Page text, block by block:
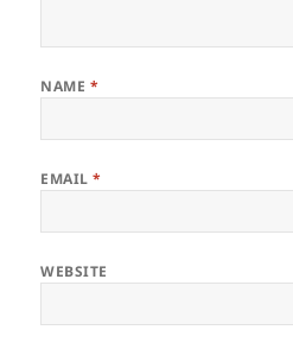
NAME *
EMAIL*
WEBSITE